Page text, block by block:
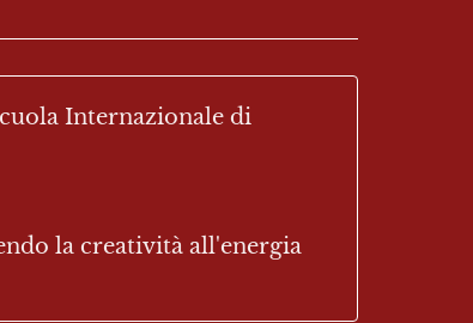
Internazionale di
la creatività all'energia